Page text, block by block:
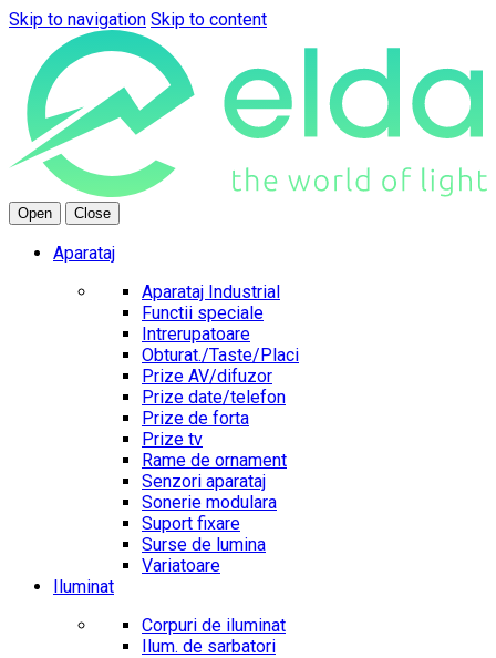
Skip to navigation Skip to content
Open Close
Aparataj
Aparataj Industrial
Functii speciale
Intrerupatoare
Obturat./Taste/Placi
Prize AV/difuzor
Prize date/telefon
Prize de forta
Prize tv
Rame de ornament
Senzori aparataj
Sonerie modulara
Suport fixare
Surse de lumina
Variatoare
Iluminat
Corpuri de iluminat
Ilum. de sarbatori